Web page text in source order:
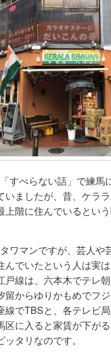
すべらない話」で練馬
いましたが、昔、ケラ
上階に住んでいるとい
ワマンですが、芸人や
んでいたという人は実
戸線は、六本木でテレ
留からゆりかもめでフ
線でTBSと、各テレビ
区に入ると家賃が下が
タリなのです。